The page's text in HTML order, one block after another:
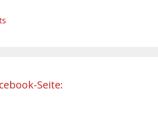
Seite: